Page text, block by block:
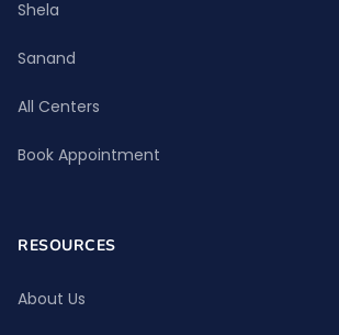
Shela
Sanand
All Centers
Book Appointment
RESOURCES
About Us